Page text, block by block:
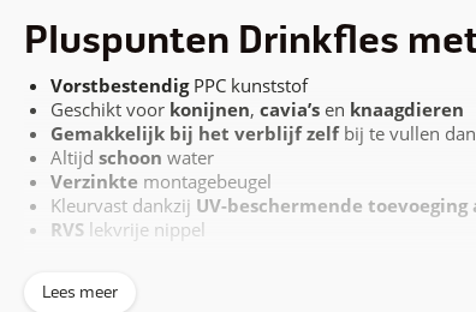
Pluspunten Drinkfles
VorstbestendigPPC kunststof
Geschikt voor konijnen, cavia’s en knaagdieren
Gemakkelijk bij het verblijf zelf bij te vullen
Altijd schoon water
Verzinkte montagebeugel
Kleurvast dankzij UV-beschermende toevoeging
RVS lekvrije nippel
drinksystemen, waar de dieren gemakkelijk in direct
Lees meer